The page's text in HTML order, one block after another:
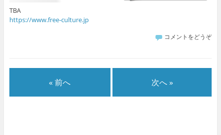
TBA
https://www.free-culture.jp
コメントをどうぞ
« 前へ 次へ »